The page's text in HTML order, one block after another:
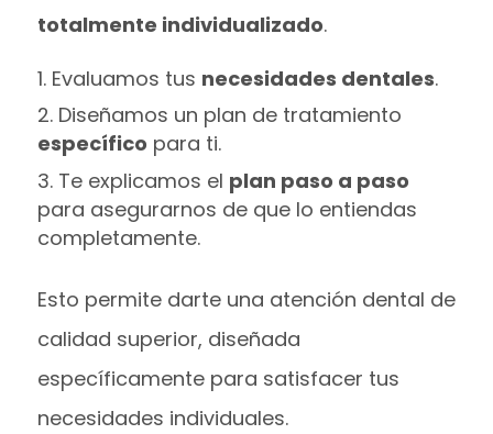
totalmente individualizado.
Evaluamos tus necesidades dentales.
Diseñamos un plan de tratamiento
específico para ti.
Te explicamos el plan paso a paso
para asegurarnos de que lo entiendas
completamente.
Esto permite darte una atención dental de
calidad superior, diseñada
específicamente para satisfacer tus
necesidades individuales.